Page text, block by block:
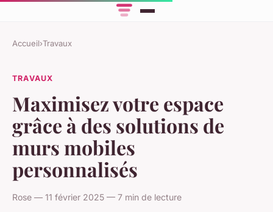
Accueil›Travaux
TRAVAUX
Maximisez votre espace
grâce à des solutions de
murs mobiles
personnalisés
Rose — 11 février 2025 — 7 min de lecture